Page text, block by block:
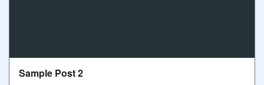
Sample Post 2